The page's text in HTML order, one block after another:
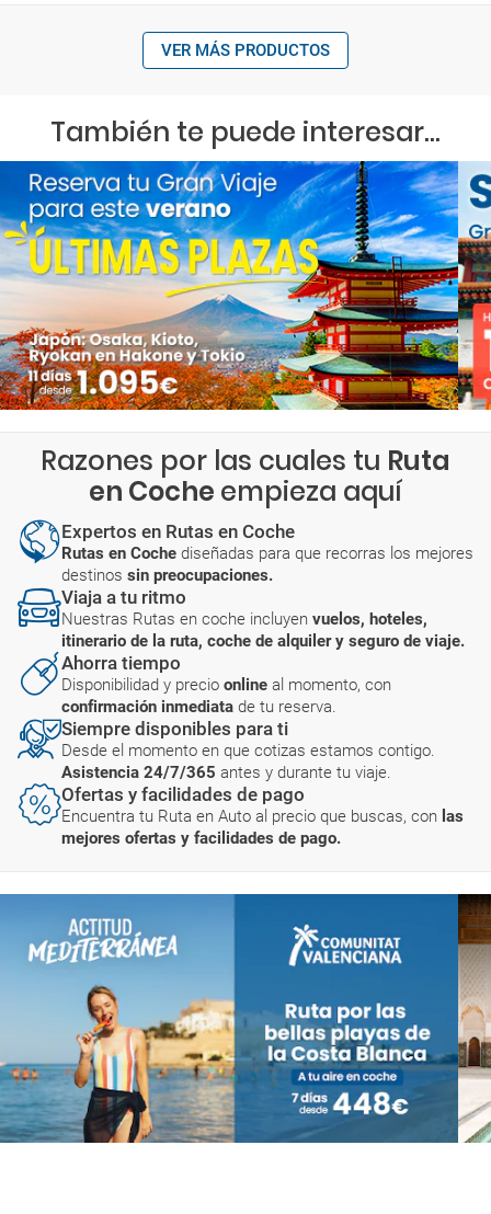
VER MÁS PRODUCTOS
También te puede interesar...
Razones por las cuales tu Ruta
en Coche empieza aquí
Expertos en Rutas en Coche
Rutas en Coche diseñadas para que recorras los mejores
destinos sin preocupaciones.
Viaja a tu ritmo
Nuestras Rutas en coche incluyen vuelos, hoteles,
itinerario de la ruta, coche de alquiler y seguro de viaje.
Ahorra tiempo
Disponibilidad y precio online al momento, con
confirmación inmediata de tu reserva.
Siempre disponibles para ti
Desde el momento en que cotizas estamos contigo.
Asistencia 24/7/365 antes y durante tu viaje.
Ofertas y facilidades de pago
Encuentra tu Ruta en Auto al precio que buscas, con las
mejores ofertas y facilidades de pago.